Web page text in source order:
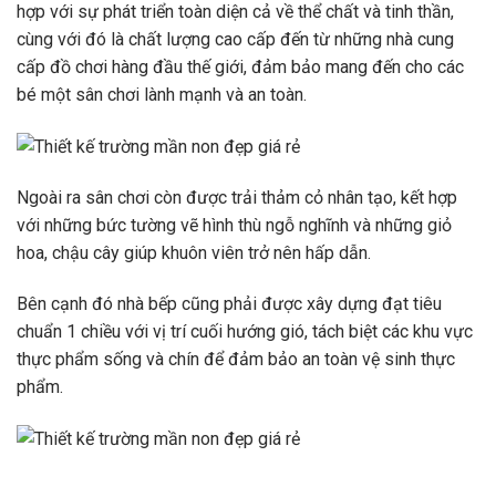
hợp với sự phát triển toàn diện cả về thể chất và tinh thần,
cùng với đó là chất lượng cao cấp đến từ những nhà cung
cấp đồ chơi hàng đầu thế giới, đảm bảo mang đến cho các
bé một sân chơi lành mạnh và an toàn.
Ngoài ra sân chơi còn được trải thảm cỏ nhân tạo, kết hợp
với những bức tường vẽ hình thù ngỗ nghĩnh và những giỏ
hoa, chậu cây giúp khuôn viên trở nên hấp dẫn.
Bên cạnh đó nhà bếp cũng phải được xây dựng đạt tiêu
chuẩn 1 chiều với vị trí cuối hướng gió, tách biệt các khu vực
thực phẩm sống và chín để đảm bảo an toàn vệ sinh thực
phẩm.